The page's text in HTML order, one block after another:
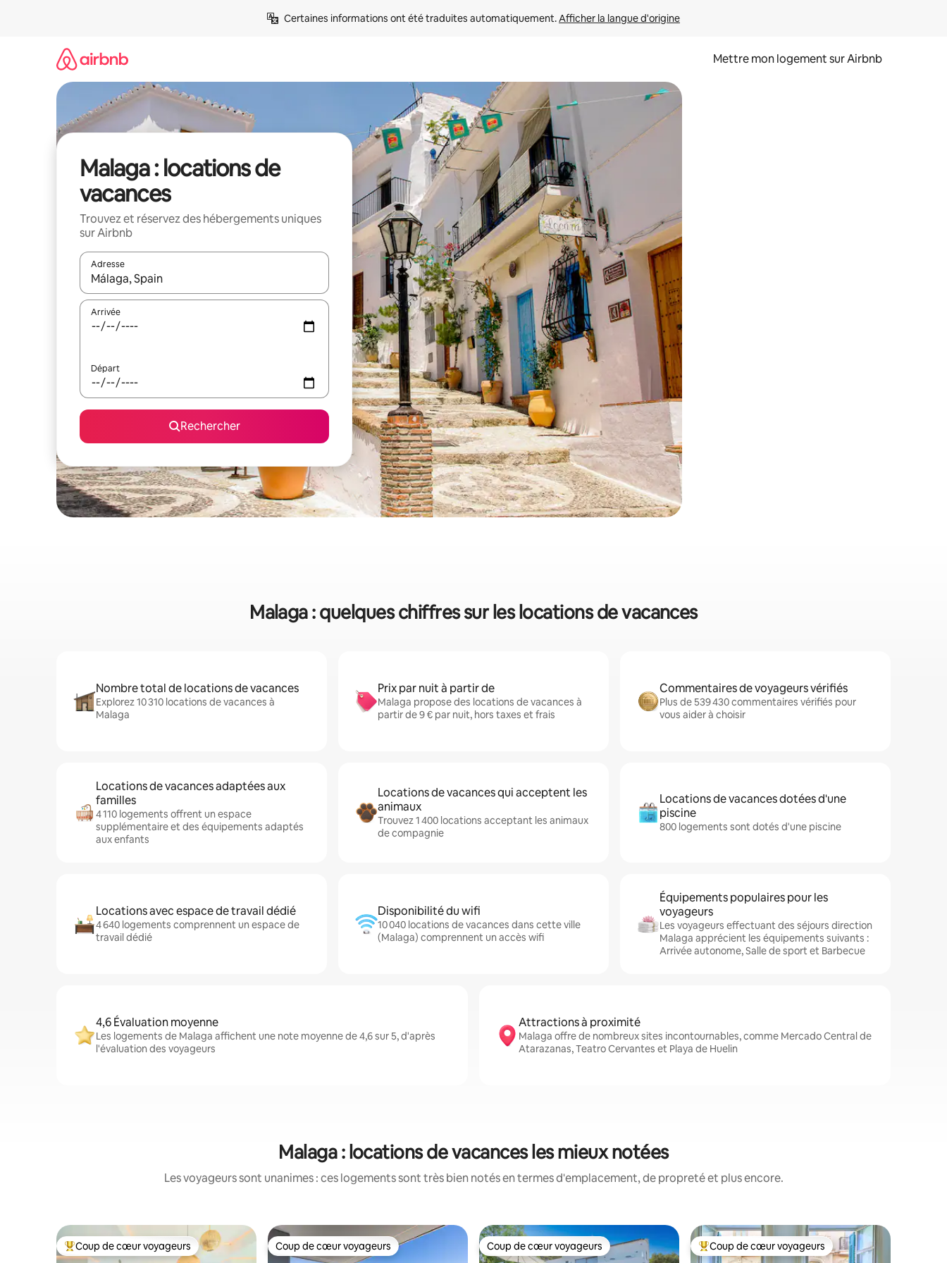
Certaines informations ont été traduites automatiquement. Afficher la langue d'origine
Mettre mon logement sur Airbnb
Malaga : locations de
vacances
Trouvez et réservez des hébergements uniques
sur Airbnb
Adresse
Lorsque les résultats s'affichent, utilisez les flèches vers le haut et vers le bas pour les parcourir ou en appuyant et en faisant glisser.
Arrivée
Départ
Rechercher
Malaga : quelques chiffres sur les locations de vacances
Nombre total de locations de vacances
Explorez 10 310 locations de vacances à
Malaga
Prix par nuit à partir de
Malaga propose des locations de vacances à
partir de 9 € par nuit, hors taxes et frais
Commentaires de voyageurs vérifiés
Plus de 539 430 commentaires vérifiés pour
vous aider à choisir
Locations de vacances adaptées aux
familles
4 110 logements offrent un espace
supplémentaire et des équipements adaptés
aux enfants
Locations de vacances qui acceptent les
animaux
Trouvez 1 400 locations acceptant les animaux
de compagnie
Locations de vacances dotées d'une
piscine
800 logements sont dotés d'une piscine
Locations avec espace de travail dédié
4 640 logements comprennent un espace de
travail dédié
Disponibilité du wifi
10 040 locations de vacances dans cette ville
(Malaga) comprennent un accès wifi
Équipements populaires pour les
voyageurs
Les voyageurs effectuant des séjours direction
Malaga apprécient les équipements suivants :
Arrivée autonome, Salle de sport et Barbecue
4,6 Évaluation moyenne
Les logements de Malaga affichent une note moyenne de 4,6 sur 5, d'après
l'évaluation des voyageurs
Attractions à proximité
Malaga offre de nombreux sites incontournables, comme Mercado Central de
Atarazanas, Teatro Cervantes et Playa de Huelin
Malaga : locations de vacances les mieux notées
Les voyageurs sont unanimes : ces logements sont très bien notés en termes d'emplacement, de propreté et plus encore.
Coups de cœur voyageurs les plus appréciés
Coup de cœur voyageurs Coup de cœur voyageurs
Coup de cœur voyageurs Coup de cœur voyageurs
Coup de cœur voyageurs Coups de cœur voyageurs les plus appréciés
Coup de cœur voyageurs